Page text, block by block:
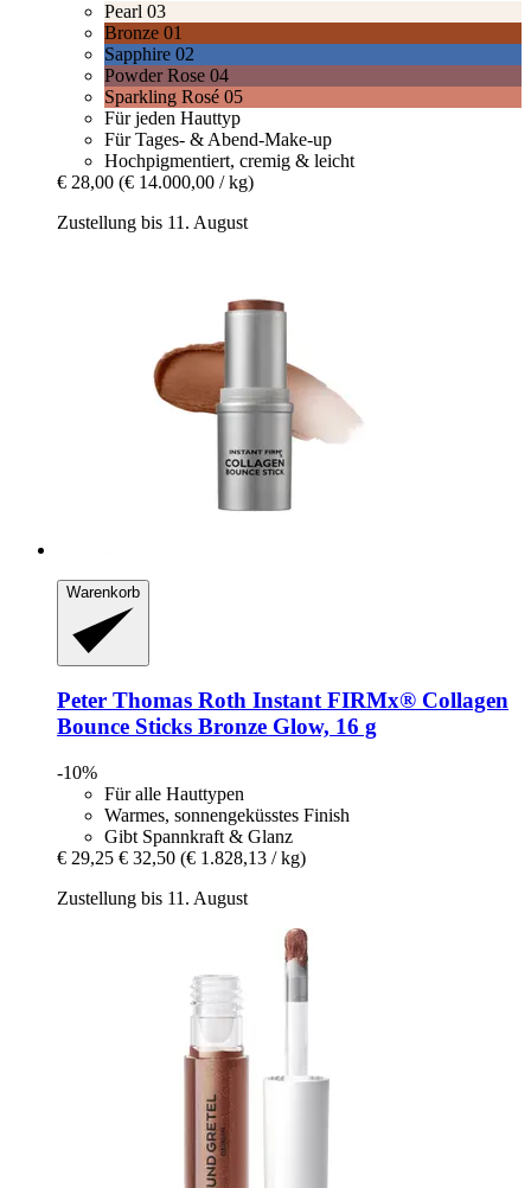
Pearl 03
Bronze 01
Sapphire 02
Powder Rose 04
Sparkling Rosé 05
Für jeden Hauttyp
Für Tages- & Abend-Make-up
Hochpigmentiert, cremig & leicht
€ 28,00 (€ 14.000,00 / kg)
Zustellung bis 11. August
Warenkorb
Peter Thomas Roth Instant FIRMx® Collagen
Bounce Sticks Bronze Glow, 16 g
-10%
Für alle Hauttypen
Warmes, sonnengeküsstes Finish
Gibt Spannkraft & Glanz
€ 29,25 € 32,50 (€ 1.828,13 / kg)
Zustellung bis 11. August